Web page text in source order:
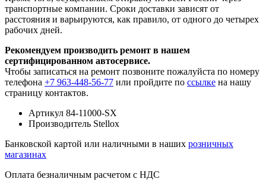
транспортные компании. Сроки доставки зависят от
расстояния и варьируются, как правило, от одного до четырех
рабочих дней.
Рекомендуем производить ремонт в нашем
сертифицированном автосервисе.
Чтобы записаться на ремонт позвоните пожалуйста по номеру
телефона +7 963-448-56-77 или пройдите по ссылке на нашу
страницу контактов.
Артикул 84-11000-SX
Производитель Stellox
Банковской картой или наличными в наших розничных
магазинах
Оплата безналичным расчетом с НДС